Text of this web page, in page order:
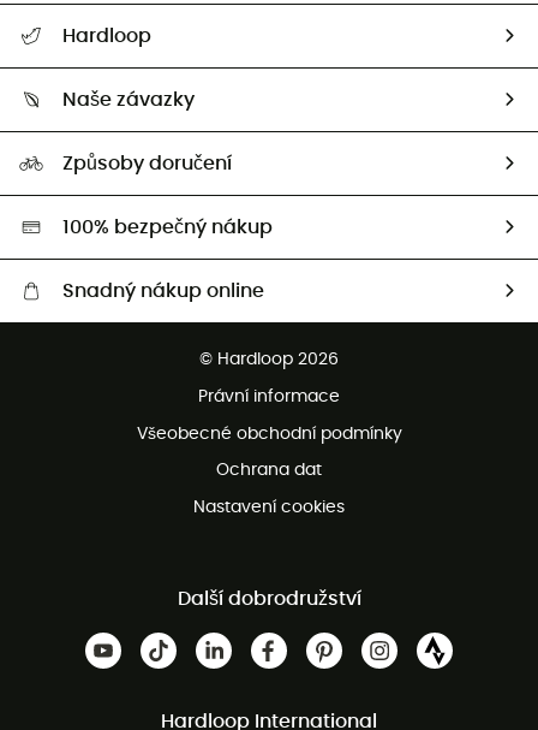
Vrácení zboží a peněz
Hardloop
Naši Ambasadoři
Naše závazky
Second hand
HardGreen
Způsoby doručení
100% bezpečný nákup
Snadný nákup online
Bezplatná zákaznická služba
© Hardloop 2026
Právní informace
Všeobecné obchodní podmínky
Ochrana dat
Nastavení cookies
Další dobrodružství
Hardloop International